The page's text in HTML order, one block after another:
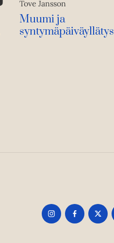
Tove Jansson
Muumi ja
syntymäpäiväyllätys